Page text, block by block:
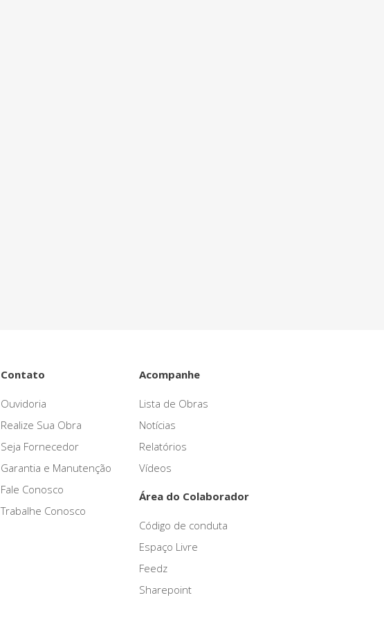
Contato
Ouvidoria
Realize Sua Obra
Seja Fornecedor
Garantia e Manutenção
Fale Conosco
Trabalhe Conosco
Acompanhe
Lista de Obras
Notícias
Relatórios
Vídeos
Área do Colaborador
Código de conduta
Espaço Livre
Feedz
Sharepoint